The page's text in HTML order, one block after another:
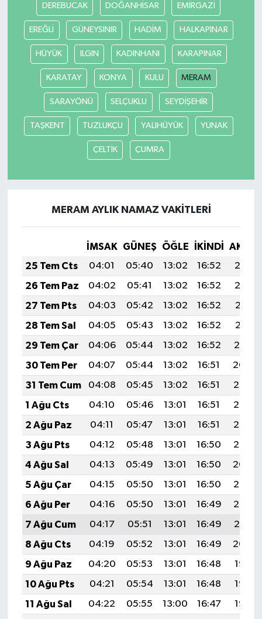
DEREBUCAK DOĞANHİSAR EMİRGAZİ
EREĞLİ GÜNEYSINIR HADİM HALKAPINAR
HÜYÜK ILGIN KADINHANI KARAPINAR
KARATAY KONYA KULU MERAM
SARAYÖNÜ SELÇUKLU SEYDİŞEHİR
TAŞKENT TUZLUKÇU YALIHÜYÜK YUNAK
ÇELTİK ÇUMRA
MERAM AYLIK NAMAZ VAKITLERI
İMSAK GÜNEŞ ÖĞLE İKINDI
25 Tem Cts
04:01 05:40 13:02 16:52
20:13
26 Tem Paz
04:02 05:41 13:02 16:52
20:12
27 Tem Pts
04:03 05:42 13:02 16:52
20:11
28 Tem Sal
04:05 05:43 13:02 16:52
20:11
29 Tem Çar
04:06 05:44 13:02 16:52
20:10
30 Tem Per
04:07 05:44 13:02 16:51
20:09
31 Tem Cum
04:08 05:45 13:02 16:51
20:08
1 Ağu Cts
04:10 05:46 13:01 16:51
20:07
2 Ağu Paz
04:11 05:47 13:01 16:51
20:06
3 Ağu Pts
04:12 05:48 13:01 16:50
20:05
4 Ağu Sal
04:13 05:49 13:01 16:50
20:04
5 Ağu Çar
04:15 05:50 13:01 16:50
20:03
6 Ağu Per
04:16 05:50 13:01 16:49
20:02
7 Ağu Cum
04:17 05:51 13:01 16:49
20:01
8 Ağu Cts
04:19 05:52 13:01 16:49
20:00
9 Ağu Paz
04:20 05:53 13:01 16:48
19:58
10 Ağu Pts
04:21 05:54 13:01 16:48
19:57
11 Ağu Sal
04:22 05:55 13:00 16:47 19:56